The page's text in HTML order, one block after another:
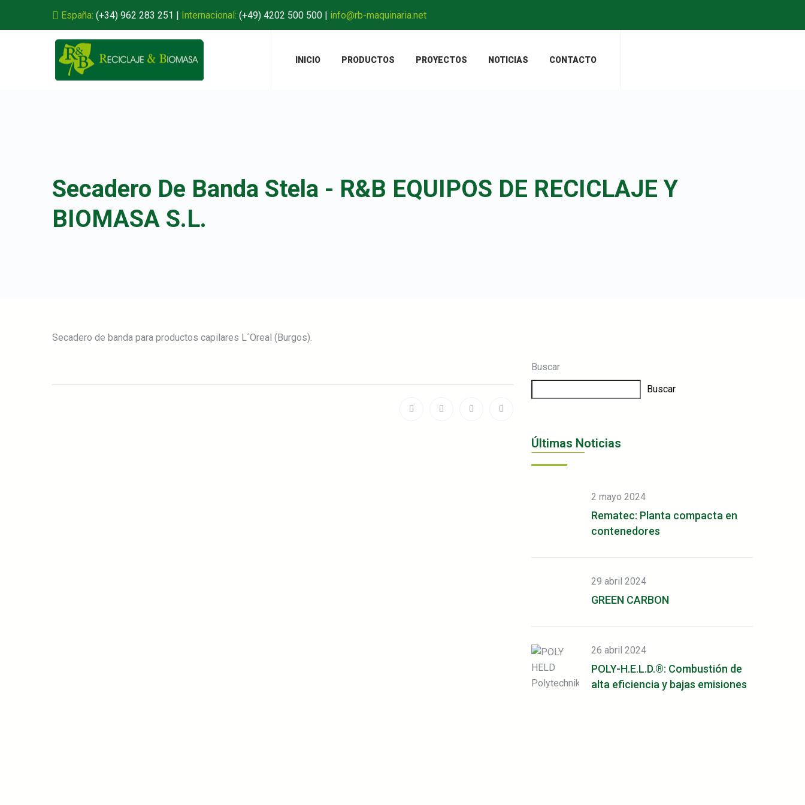
España: (+34) 962 283 251 | Internacional: (+49) 4202 500 500 | info@rb-maquinaria.net
INICIO PRODUCTOS PROYECTOS NOTICIAS CONTACTO
Secadero De Banda Stela - R&B EQUIPOS DE RECICLAJE Y
BIOMASA S.L.
Secadero de banda para productos capilares L´Oreal (Burgos).
Buscar
Buscar
Últimas Noticias
2 mayo 2024
Rematec: Planta compacta en
contenedores
29 abril 2024
GREEN CARBON
26 abril 2024
POLY-H.E.L.D.®: Combustión de
alta eficiencia y bajas emisiones